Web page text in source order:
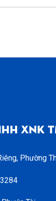
XNK
Phường